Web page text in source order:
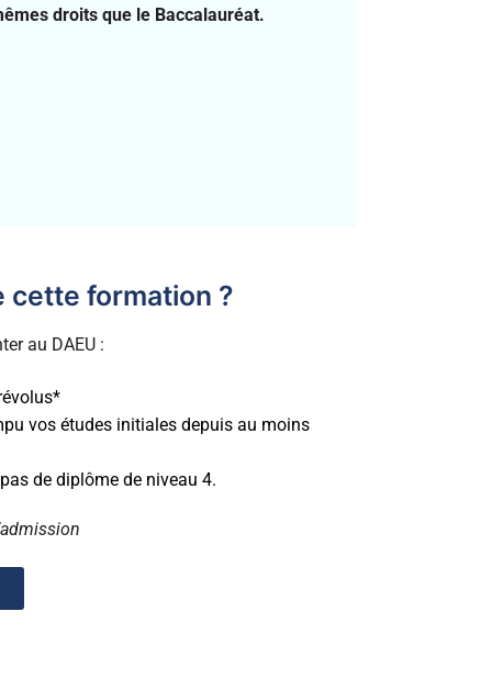
droits que le Baccalauréat.
cette formation ?
au DAEU :
vos études initiales depuis au moins
de diplôme de niveau 4.